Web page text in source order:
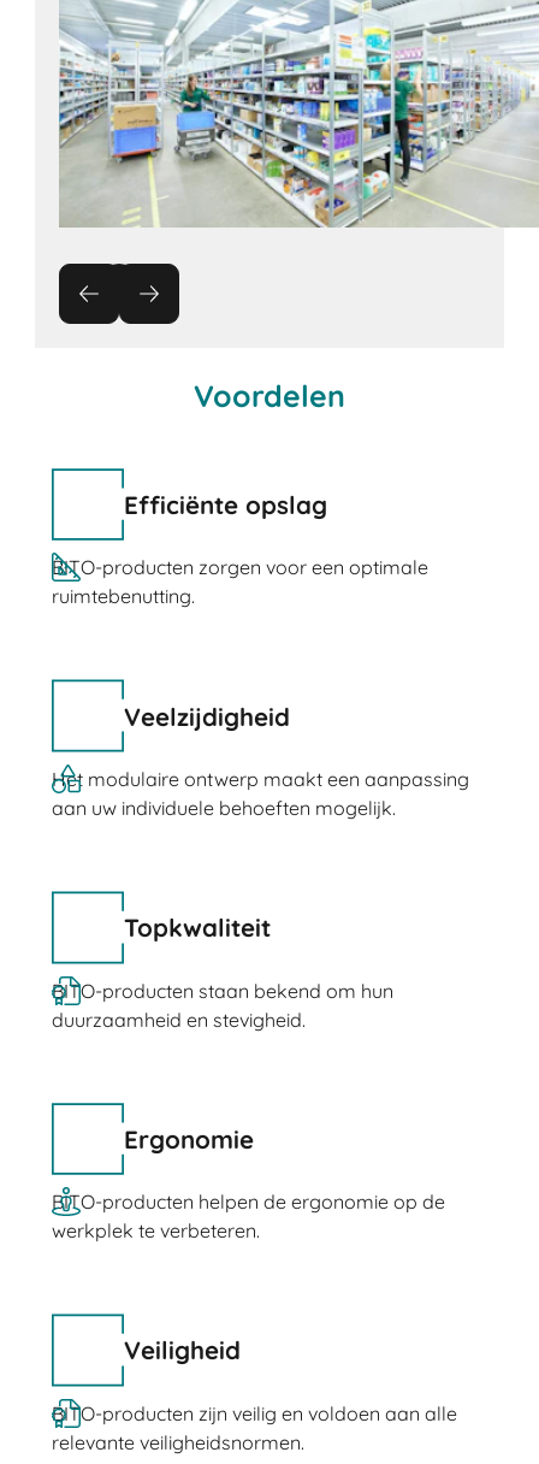
Voordelen
Efficiënte opslag
BITO-producten zorgen voor een optimale
ruimtebenutting.
Veelzijdigheid
Het modulaire ontwerp maakt een aanpassing
aan uw individuele behoeften mogelijk.
Topkwaliteit
BITO-producten staan ​​bekend om hun
duurzaamheid en stevigheid.
Ergonomie
BITO-producten helpen de ergonomie op de
werkplek te verbeteren.
Veiligheid
BITO-producten zijn veilig en voldoen aan alle
relevante veiligheidsnormen.